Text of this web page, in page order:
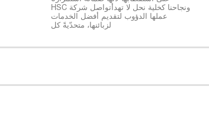
ونجاحنا كخلية نحل لا تهدأتواصل شركة HSC
عملها الدؤوب لتقديم أفضل الخدمات
لزبائنها، متحدّيةً كل